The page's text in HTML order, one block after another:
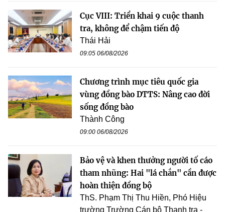
Cục VIII: Triển khai 9 cuộc thanh
tra, không để chậm tiến độ
Thái Hải
09:05 06/08/2026
Chương trình mục tiêu quốc gia
vùng đồng bào DTTS: Nâng cao đời
sống đồng bào
Thành Công
09:00 06/08/2026
Bảo vệ và khen thưởng người tố cáo
tham nhũng: Hai "lá chắn" cần được
hoàn thiện đồng bộ
ThS. Phạm Thị Thu Hiền, Phó Hiệu
trường Trường Cán bộ Thanh tra -